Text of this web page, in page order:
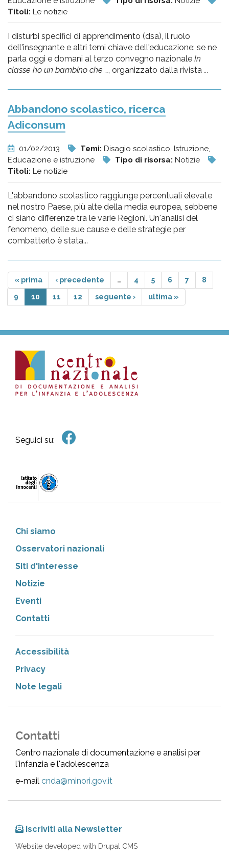
Titoli: Le notizie
I disturbi specifici di apprendimento (dsa), il ruolo
dell'insegnante e altri temi chiave dell'educazione: se ne
parla oggi e domani al terzo convegno nazionale In
classe ho un bambino che …, organizzato dalla rivista ...
Abbandono scolastico, ricerca
Adiconsum
01/02/2013 Temi: Disagio scolastico, Istruzione,
Educazione e istruzione
Tipo di risorsa: Notizie
Titoli: Le notizie
L'abbandono scolastico raggiunge percentuali elevate
nel nostro Paese, più alte della media europea, sebbene
ci siano differenze tra le varie Regioni. Un'analisi del
fenomeno, delle sue cause e delle strategie per
combatterlo è stata...
« prima ‹ precedente … 4 5 6 7 8
9 10 11 12 seguente › ultima »
Seguici su:
Chi siamo
Osservatori nazionali
Siti d'interesse
Notizie
Eventi
Contatti
Accessibilità
Privacy
Note legali
Contatti
Centro nazionale di documentazione e analisi per
l'infanzia e l'adolescenza
e-mail cnda@minori.gov.it
Iscriviti alla Newsletter
Website developed with Drupal CMS